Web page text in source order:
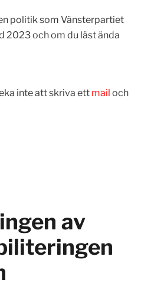
politik som Vänsterpartiet
2023 och om du läst ända
inte att skriva ett mail och
av